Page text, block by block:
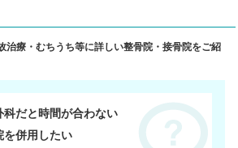
治療・むちうち等に詳しい整骨院・接骨院をご紹
科だと時間が合わない
を併用したい